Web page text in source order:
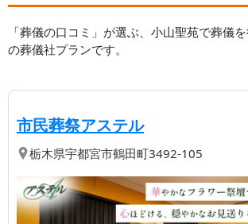
「葬儀の口コミ」が選ぶ、 小山聖苑で葬儀
の葬儀社プランです。
【第1位】
市民葬祭アステル| 宇都宮市で
栃木県宇都宮市鶴田町3492-105